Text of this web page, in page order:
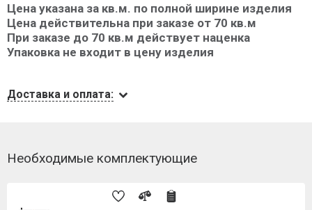
Цена указана за кв.м. по полной ширине изделия
Цена действительна при заказе от 70 кв.м
При заказе до 70 кв.м действует наценка
Упаковка не входит в цену изделия
Доставка и оплата:
Необходимые комплектующие